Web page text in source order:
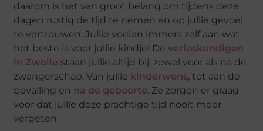
daarom is het van groot belang om tijdens deze
dagen rustig de tijd te nemen en op jullie gevoel
te vertrouwen. Jullie voelen immers zelf aan wat
het beste is voor jullie kindje! Deverloskundigen
in Zwolle staan jullie altijd bij, zowel voor als na de
zwangerschap. Van jullie kinderwens, tot aan de
bevalling en na de geboorte. Ze zorgen er graag
voor dat jullie deze prachtige tijd nooit meer
vergeten.